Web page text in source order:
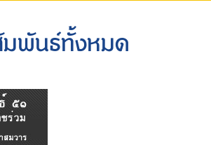
มพันธ์ทั้งหมด